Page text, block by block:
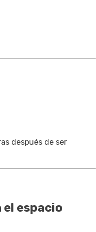
después de ser
el espacio